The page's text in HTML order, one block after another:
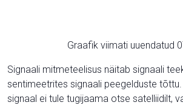
Graafik viimati uuendatud
Signaali mitmeteelisus näitab signaali
sentimeetrites signaali peegelduste
signaal ei tule tugijaama otse satelliidilt,